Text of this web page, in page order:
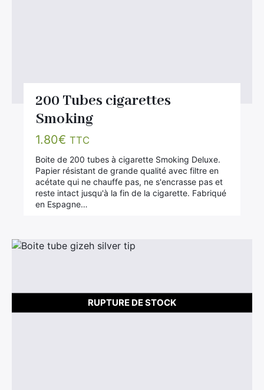
200 Tubes cigarettes
Smoking
1.80€ TTC
Boite de 200 tubes à cigarette Smoking Deluxe.
Papier résistant de grande qualité avec filtre en
acétate qui ne chauffe pas, ne s'encrasse pas et
reste intact jusqu'à la fin de la cigarette. Fabriqué
en Espagne…
RUPTURE DE STOCK